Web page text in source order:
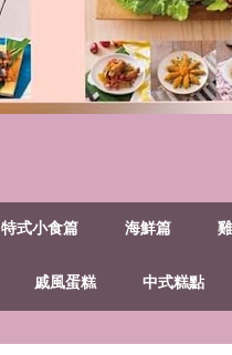
特式小食篇 海鮮篇
戚風蛋糕 中式糕點